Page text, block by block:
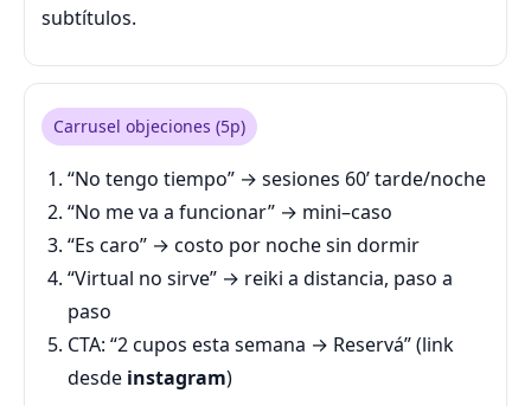
subtítulos.
Carrusel objeciones (5p)
“No tengo tiempo” → sesiones 60’ tarde/noche
“No me va a funcionar” → mini–caso
“Es caro” → costo por noche sin dormir
“Virtual no sirve” → reiki a distancia, paso a
paso
CTA: “2 cupos esta semana → Reservá” (link
desde instagram)